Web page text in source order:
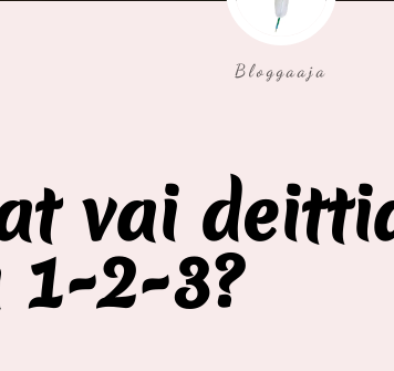
Bloggaaja
vai
2-3?